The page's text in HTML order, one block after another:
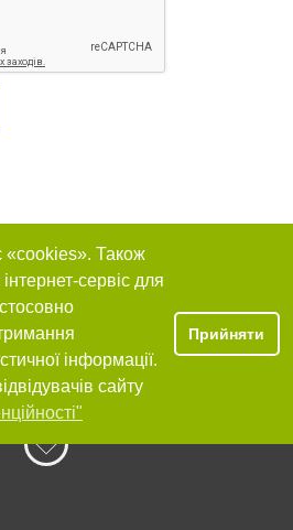
«cookies». Також
сервіс для
інформації.
сайту
Прийняти